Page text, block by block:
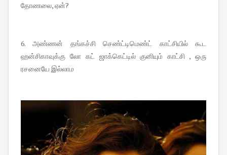
தோணலை, ஏன்?
6. அண்ணன் தங்கச்சி செண்ட்டிமெண்ட் காட்சியில் கூட
ஹன்சிகாவுக்கு லோ கட் ஜாக்கெட்டில் குனியும் காட்சி , ஒரு
ரசனையே இல்லாம